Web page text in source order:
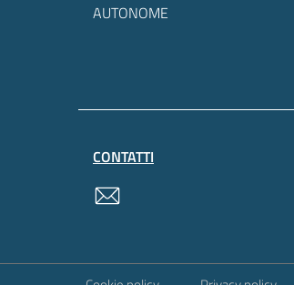
AUTONOME
CONTATTI